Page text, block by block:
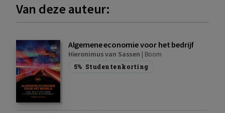
Van deze auteur:
Algemene economie voor het bedrijf
Hieronimus van Sassen | Boom
5% Studentenkorting